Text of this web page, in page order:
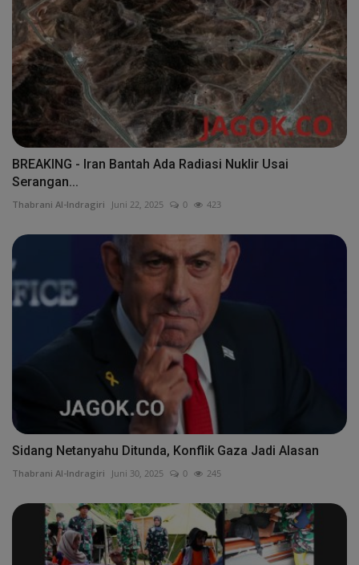
BREAKING - Iran Bantah Ada Radiasi Nuklir Usai
Serangan...
Thabrani Al-Indragiri Juni 22, 2025 0 423
Sidang Netanyahu Ditunda, Konflik Gaza Jadi Alasan
Thabrani Al-Indragiri Juni 30, 2025 0 245